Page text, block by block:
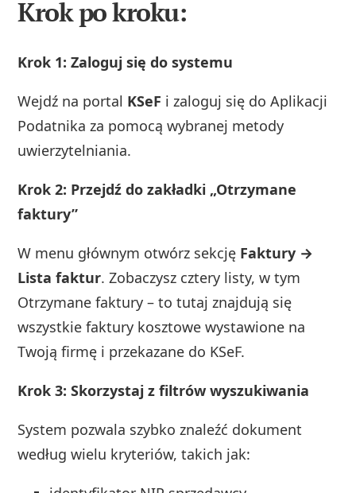
Krok po kroku:
Krok 1: Zaloguj się do systemu
Wejdź na portal KSeF i zaloguj się do Aplikacji
Podatnika za pomocą wybranej metody
uwierzytelniania.
Krok 2: Przejdź do zakładki „Otrzymane
faktury”
W menu głównym otwórz sekcję Faktury →
Lista faktur. Zobaczysz cztery listy, w tym
Otrzymane faktury – to tutaj znajdują się
wszystkie faktury kosztowe wystawione na
Twoją firmę i przekazane do KSeF.
Krok 3: Skorzystaj z filtrów wyszukiwania
System pozwala szybko znaleźć dokument
według wielu kryteriów, takich jak: